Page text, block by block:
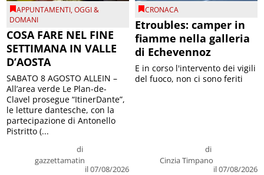
APPUNTAMENTI,OGGI &
DOMANI
COSA FARE NEL FINE
SETTIMANA IN VALLE
D’AOSTA
di
gazzettamatin
il 07/08/2026
SABATO 8 AGOSTO ALLEIN –
All’area verde Le Plan-de-
Clavel prosegue “ItinerDante”,
le letture dantesche, con la
partecipazione di Antonello
Pistritto (...
CRONACA
Etroubles: camper in
fiamme nella galleria
di Echevennoz
di
Cinzia Timpano
il 07/08/2026
E in corso l'intervento dei vigili
del fuoco, non ci sono feriti